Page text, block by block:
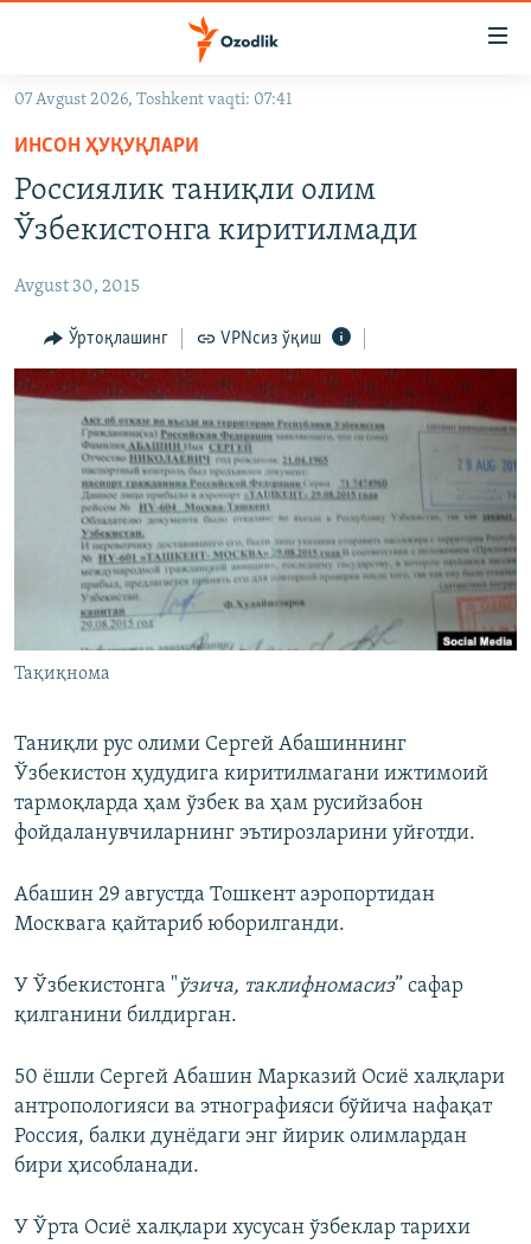
Асосий
навигацияга
ўтинг
Қидиришга
OZODARXIV
На русском
ИЖТИМОИЙ ТАРМОҚЛАР
Озодлик бошқа тилларда
07 Avgust 2026, Toshkent vaqti: 07:41
ИНСОН ҲУҚУҚЛАРИ
Россиялик таниқли олим
Ўзбекистонга киритилмади
Avgust 30, 2015
Ўртоқлашинг VPNсиз ўқиш
Тақиқнома
Таниқли рус олими Сергей Абашиннинг
Ўзбекистон ҳудудига киритилмагани ижтимоий
тармоқларда ҳам ўзбек ва ҳам русийзабон
фойдаланувчиларнинг эътирозларини уйғотди.
Абашин 29 августда Тошкент аэропортидан
Москвага қайтариб юборилганди.
У Ўзбекистонга "ўзича, таклифномасиз” сафар
қилганини билдирган.
50 ёшли Сергей Абашин Марказий Осиё халқлари
антропологияси ва этнографияси бўйича нафақат
Россия, балки дунёдаги энг йирик олимлардан
бири ҳисобланади.
У Ўрта Осиё халқлари хусусан ўзбеклар тарихи